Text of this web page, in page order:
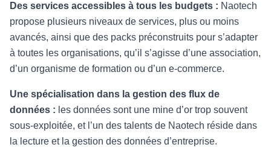
Des services accessibles à tous les budgets : Naotech
propose plusieurs niveaux de services, plus ou moins
avancés, ainsi que des packs préconstruits pour s’adapter
à toutes les organisations, qu’il s’agisse d’une association,
d’un organisme de formation ou d’un e-commerce.
Une spécialisation dans la gestion des flux de
données : les données sont une mine d’or trop souvent
sous-exploitée, et l’un des talents de Naotech réside dans
la lecture et la gestion des données d’entreprise.